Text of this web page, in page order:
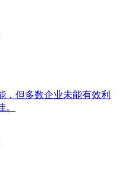
，但多数企业未能有效利